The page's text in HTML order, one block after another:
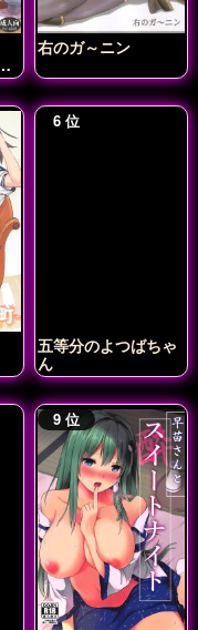
右のガ～ニン
五等分のよつばちゃ
ん